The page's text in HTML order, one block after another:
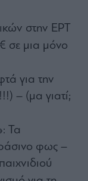
στην ΕΡΤ
σε μια μόνο
για την
– (μα γιατί;
Τα
φως –